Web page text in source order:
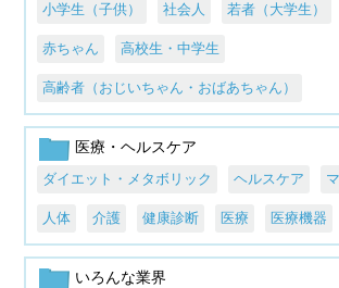
小学生（子供） 社会人 若者（大学生）
赤ちゃん 高校生・中学生
高齢者（おじいちゃん・おばあちゃん）
医療・ヘルスケア
ダイエット・メタボリック ヘルスケア
人体 介護 健康診断 医療 医療機器
いろんな業界